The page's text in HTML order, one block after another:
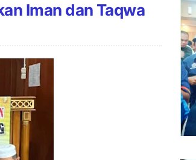
Iman dan Taqwa